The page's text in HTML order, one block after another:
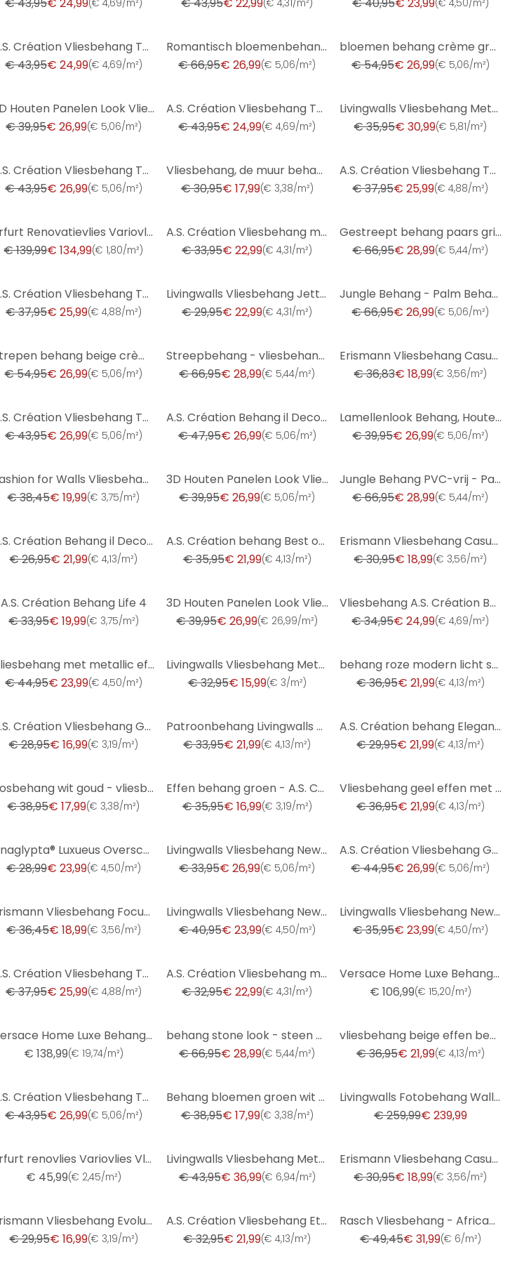
(€ 4,69/m²) (€ 4,31/m²) (€ 4,50/m²)
A.S. Création Vliesbehang The BOS - Battle of Style Jungle Look Wit, Groen, Lila, Roze
€ 43,95€ 24,99(€ 4,69/m²)
Romantisch bloemenbehang duurzaam vliesbehang Floral by A.S. Création Rosa Orange 386363
€ 66,95€ 26,99(€ 5,06/m²)
bloemen behang crème groen - vliesbehang landelijke stijl A.S. Création - mat en licht gestructureer
€ 54,95€ 26,99(€ 5,06/m²)
3D Houten Panelen Look Vliesbehang, Scandinavisch Houtlook Behang van A.S. Creation, Bruin, Zwart
€ 39,95€ 26,99(€ 5,06/m²)
A.S. Création Vliesbehang The BOS - Battle of Style Jungle Look Petrol, Blauw, Geel, Groen
€ 43,95€ 24,99(€ 4,69/m²)
Livingwalls Vliesbehang Metropolitan Stories
€ 35,95€ 30,99(€ 5,81/m²)
A.S. Création Vliesbehang The BOS - Battle of Style Jungle Look Wit, Groen, Rood, Beige
€ 43,95€ 26,99(€ 5,06/m²)
Vliesbehang, de muur behangen La Terrasse groen
€ 30,95€ 17,99(€ 3,38/m²)
A.S. Création Vliesbehang The BOS - Battle of Style Bloemetjesbehang Blauw, Goud, Petrol
€ 37,95€ 25,99(€ 4,88/m²)
Erfurt Renovatievlies Variovlies Vlak 150 g/m² 25x0,75 m doos (4 rollen)
€ 139,99€ 134,99(€ 1,80/m²)
A.S. Création Vliesbehang met Glitter Memory 3
€ 33,95€ 22,99(€ 4,31/m²)
Gestreept behang paars grijs PVC-vrij - vliesbehang gestreept van A.S. Création 386654
€ 66,95€ 28,99(€ 5,44/m²)
A.S. Création Vliesbehang The BOS - Battle of Style Rood, Goud, Metallic
€ 37,95€ 25,99(€ 4,88/m²)
Livingwalls Vliesbehang Jette Joop 5 - Glitter Behang
€ 29,95€ 22,99(€ 4,31/m²)
Jungle Behang - Palm Behang van A.S. Création Donkergrijs Beige 386383
€ 66,95€ 26,99(€ 5,06/m²)
Strepen behang beige crème - vliesbehang kunst A.S. Création - mat en licht structuurloos
€ 54,95€ 26,99(€ 5,06/m²)
Streepbehang - vliesbehang country house by A.S. Création beige wit duurzaam 386652
€ 66,95€ 28,99(€ 5,44/m²)
Erismann Vliesbehang Casual Chic Blauw
€ 36,83€ 18,99(€ 3,56/m²)
A.S. Création Vliesbehang The BOS - Battle of Style - Bloemenbehang Oranje - Bruin - Grijs
€ 43,95€ 26,99(€ 5,06/m²)
A.S. Création Behang il Decoro - Vintage
€ 47,95€ 26,99(€ 5,06/m²)
Lamellenlook Behang, Houten Panelen Look Vliesbehang van A.S. Création Bruin
€ 39,95€ 26,99(€ 5,06/m²)
Fashion for Walls Vliesbehang Guido Maria Kretschmer
€ 38,45€ 19,99(€ 3,75/m²)
3D Houten Panelen Look Vliesbehang, Natuurlijk Houtlook Behang van A.S. Creation, Zwart
€ 39,95€ 26,99(€ 5,06/m²)
Jungle Behang PVC-vrij - Palm Tree Behang van A.S. Création Grijs Beige Wit 386384
€ 66,95€ 28,99(€ 5,44/m²)
A.S. Création Behang il Decoro - Vliesbehang - Effen
€ 26,95€ 21,99(€ 4,13/m²)
A.S. Création behang Best of Wood`n Stone 2nd Edition beige, creme
€ 35,95€ 21,99(€ 4,13/m²)
Erismann Vliesbehang Casual Chic Blauw
€ 30,95€ 18,99(€ 3,56/m²)
A.S. Création Behang Life 4
€ 33,95€ 19,99(€ 3,75/m²)
3D Houten Panelen Look Vliesbehang, Houtlook Behang van A.S. Creation, Grijs, Zwart
€ 39,95€ 26,99(€ 26,99/m²)
Vliesbehang A.S. Création Behang SALE
€ 34,95€ 24,99(€ 4,69/m²)
Vliesbehang met metallic effect in groen effen structuurbehang design
€ 44,95€ 23,99(€ 4,50/m²)
Livingwalls Vliesbehang Metropolitan Stories
€ 32,95€ 15,99(€ 3/m²)
behang roze modern licht structuur van A.S. Creation effen vliesbehang
€ 36,95€ 21,99(€ 4,13/m²)
A.S. Création Vliesbehang Greenery
€ 28,95€ 16,99(€ 3,19/m²)
Patroonbehang Livingwalls Flock 4 Zwartgrijs, Grafietgrijs
€ 33,95€ 21,99(€ 4,13/m²)
A.S. Création behang Elegance 3 zwart, wit
€ 29,95€ 21,99(€ 4,13/m²)
Bosbehang wit goud - vliesbehang natuur A.S. Création
€ 38,95€ 17,99(€ 3,38/m²)
Effen behang groen - A.S. Création
€ 35,95€ 16,99(€ 3,19/m²)
Vliesbehang geel effen met lichte textielstructuur van A.S. Creation
€ 36,95€ 21,99(€ 4,13/m²)
Anaglypta® Luxueus Overschilderbaar Behang
€ 28,99€ 23,99(€ 4,50/m²)
Livingwalls Vliesbehang New Walls - Cosy & Relax
€ 33,95€ 26,99(€ 5,06/m²)
A.S. Création Vliesbehang Greenery
€ 44,95€ 26,99(€ 5,06/m²)
Erismann Vliesbehang Focus Crème
€ 36,45€ 18,99(€ 3,56/m²)
Livingwalls Vliesbehang New Walls - 50's Glam Art Deco
€ 40,95€ 23,99(€ 4,50/m²)
Livingwalls Vliesbehang New Walls - Cosy & Relax
€ 35,95€ 23,99(€ 4,50/m²)
A.S. Création Vliesbehang The BOS - Battle of Style Bloemetjesbehang Crème, Goud, Beige
€ 37,95€ 25,99(€ 4,88/m²)
A.S. Création Vliesbehang met Glitter Memory 3
€ 32,95€ 22,99(€ 4,31/m²)
Versace Home Luxe Behang Effen Beige
€ 106,99(€ 15,20/m²)
Versace Home Luxe Behang Bloemen Beige Bruin
€ 138,99(€ 19,74/m²)
behang stone look - steen behang PVC-vrij van A.S. Création grijs wit 386371
€ 66,95€ 28,99(€ 5,44/m²)
vliesbehang beige effen behang van A.S. Creation modern licht getextureerd mat
€ 36,95€ 21,99(€ 4,13/m²)
A.S. Création Vliesbehang The BOS - Battle of Style Baksteen Look Grijs, Wit
€ 43,95€ 26,99(€ 5,06/m²)
Behang bloemen groen wit - vliesbehang A.S. Création
€ 38,95€ 17,99(€ 3,38/m²)
Livingwalls Fotobehang Walls by Patel funky birds 3
€ 259,99€ 239,99
Erfurt renovlies Variovlies Vlak 150 g/m² 25x0,75 m
€ 45,99(€ 2,45/m²)
Livingwalls Vliesbehang Metropolitan Stories Marmer Look
€ 43,95€ 36,99(€ 6,94/m²)
Erismann Vliesbehang Casual Chic Turquoise
€ 30,95€ 18,99(€ 3,56/m²)
Erismann Vliesbehang Evolution Grijs
€ 29,95€ 16,99(€ 3,19/m²)
A.S. Création Vliesbehang Ethnic Origin
€ 32,95€ 21,99(€ 4,13/m²)
Rasch Vliesbehang - African Queen III
€ 49,45€ 31,99(€ 6/m²)